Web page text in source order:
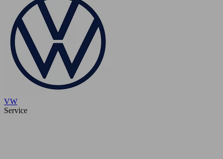
VW
Service